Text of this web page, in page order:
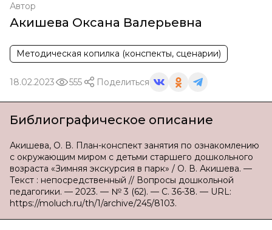
Автор
Акишева Оксана Валерьевна
Методическая копилка (конспекты, сценарии)
18.02.2023 555 Поделиться
Библиографическое описание
Акишева, О. В. План-конспект занятия по ознакомлению
с окружающим миром с детьми старшего дошкольного
возраста «Зимняя экскурсия в парк» / О. В. Акишева. —
Текст : непосредственный // Вопросы дошкольной
педагогики. — 2023. — № 3 (62). — С. 36-38. — URL:
https://moluch.ru/th/1/archive/245/8103.